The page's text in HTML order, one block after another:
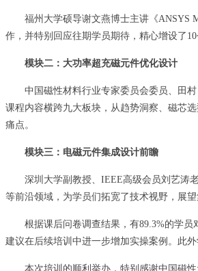
福州大学硕导谢文燕博士主讲《ANSYS
作，并特别回应往期学员期待，精心增设了
模块二：大功率超充磁元件优化设计
中国磁性材料行业专家委员会委员、田
课程内容横跨九大板块，从趋势洞察、磁芯
痛点。
模块三：电磁元件集成设计前瞻
深圳大学副教授、IEEE高级会员刘艺涛
等前沿领域，为学员们拓宽了技术视野，展望
根据课后问卷调查结果，有89.3%的学
建议在后续培训中进一步增加实操案例。此
本次培训的顺利举办，特别感谢中国磁